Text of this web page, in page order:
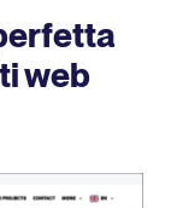
web